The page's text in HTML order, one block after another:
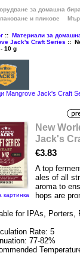
за домашна
и пликове
:: Материали за
Jack's Craft Series ::
10 g
Mangrove Jack's Craft
картинка
New
Jack's
€3.83
A top
ales of all
aroma to
hops are
for IPAs, Porters,
Rate: 5
77-82%